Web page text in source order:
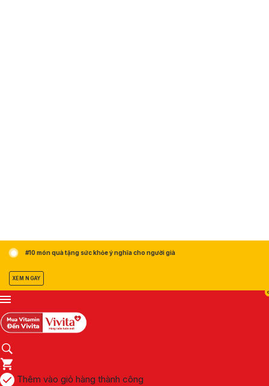
#10 món quà tặng sức khỏe ý nghĩa cho người già
XEM NGAY
0
Thêm vào giỏ hàng thành công